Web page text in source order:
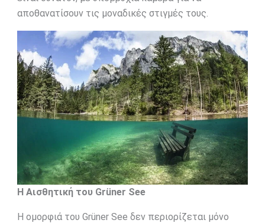
αποθανατίσουν τις μοναδικές στιγμές τους.
Η Αισθητική του Grüner See
Η ομορφιά του Grüner See δεν περιορίζεται μόνο